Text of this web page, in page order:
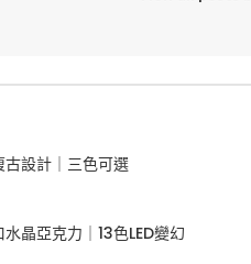
古設計｜三色可選
晶亞克力｜13色LED變幻